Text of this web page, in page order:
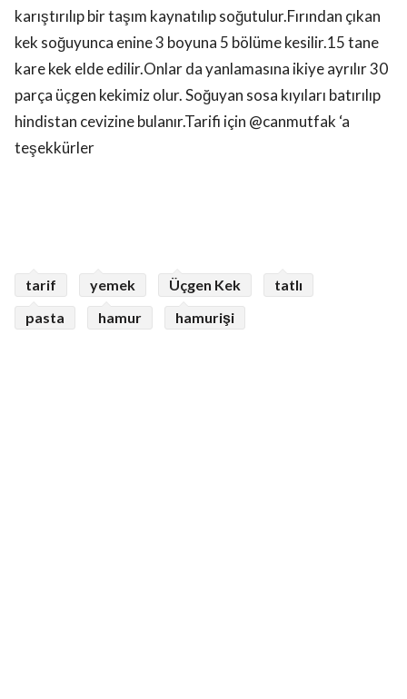
karıştırılıp bir taşım kaynatılıp soğutulur.Fırından çıkan
kek soğuyunca enine 3 boyuna 5 bölüme kesilir.15 tane
kare kek elde edilir.Onlar da yanlamasına ikiye ayrılır 30
parça üçgen kekimiz olur. Soğuyan sosa kıyıları batırılıp
hindistan cevizine bulanır.Tarifi için @canmutfak ‘a
teşekkürler
tarif yemek Üçgen Kek
tatlı
pasta
hamur hamurişi